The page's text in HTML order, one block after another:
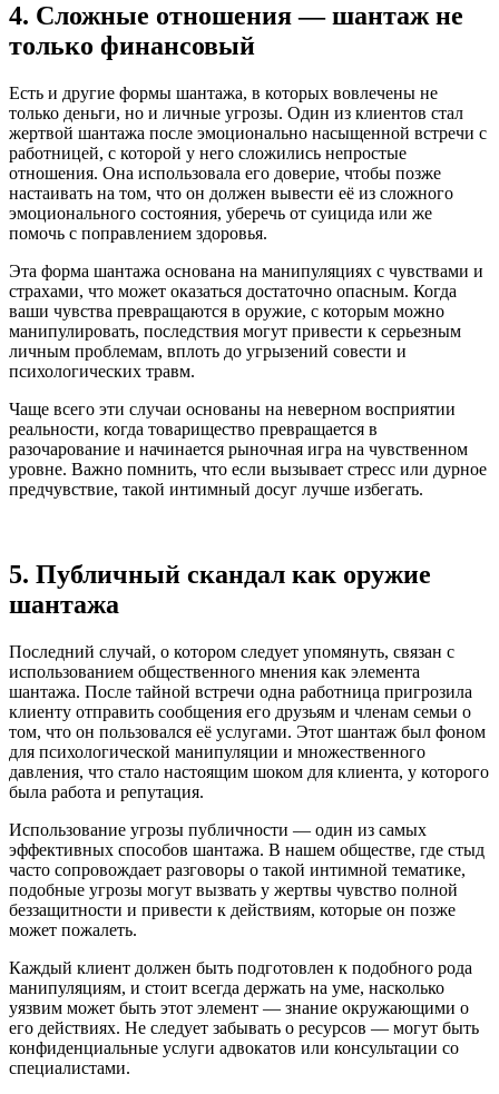
4. Сложные отношения — шантаж не
только финансовый
Есть и другие формы шантажа, в которых вовлечены не
только деньги, но и личные угрозы. Один из клиентов стал
жертвой шантажа после эмоционально насыщенной встречи с
работницей, с которой у него сложились непростые
отношения. Она использовала его доверие, чтобы позже
настаивать на том, что он должен вывести её из сложного
эмоционального состояния, уберечь от суицида или же
помочь с поправлением здоровья.
Эта форма шантажа основана на манипуляциях с чувствами и
страхами, что может оказаться достаточно опасным. Когда
ваши чувства превращаются в оружие, с которым можно
манипулировать, последствия могут привести к серьезным
личным проблемам, вплоть до угрызений совести и
психологических травм.
Чаще всего эти случаи основаны на неверном восприятии
реальности, когда товарищество превращается в
разочарование и начинается рыночная игра на чувственном
уровне. Важно помнить, что если вызывает стресс или дурное
предчувствие, такой интимный досуг лучше избегать.
5. Публичный скандал как оружие
шантажа
Последний случай, о котором следует упомянуть, связан с
использованием общественного мнения как элемента
шантажа. После тайной встречи одна работница пригрозила
клиенту отправить сообщения его друзьям и членам семьи о
том, что он пользовался её услугами. Этот шантаж был фоном
для психологической манипуляции и множественного
давления, что стало настоящим шоком для клиента, у которого
была работа и репутация.
Использование угрозы публичности — один из самых
эффективных способов шантажа. В нашем обществе, где стыд
часто сопровождает разговоры о такой интимной тематике,
подобные угрозы могут вызвать у жертвы чувство полной
беззащитности и привести к действиям, которые он позже
может пожалеть.
Каждый клиент должен быть подготовлен к подобного рода
манипуляциям, и стоит всегда держать на уме, насколько
уязвим может быть этот элемент — знание окружающими о
его действиях. Не следует забывать о ресурсов — могут быть
конфиденциальные услуги адвокатов или консультации со
специалистами.